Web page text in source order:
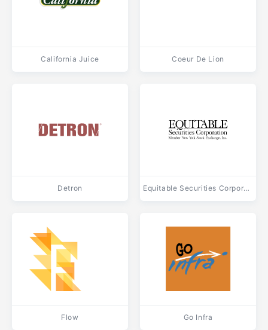
California Juice Coeur De Lion
Detron Equitable Securities Corporation
Flow Go Infra